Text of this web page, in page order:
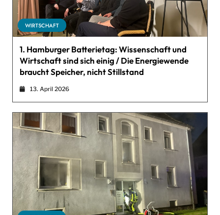
WIRTSCHAFT
1. Hamburger Batterietag: Wissenschaft und
Wirtschaft sind sich einig / Die Energiewende
braucht Speicher, nicht Stillstand
13. April 2026